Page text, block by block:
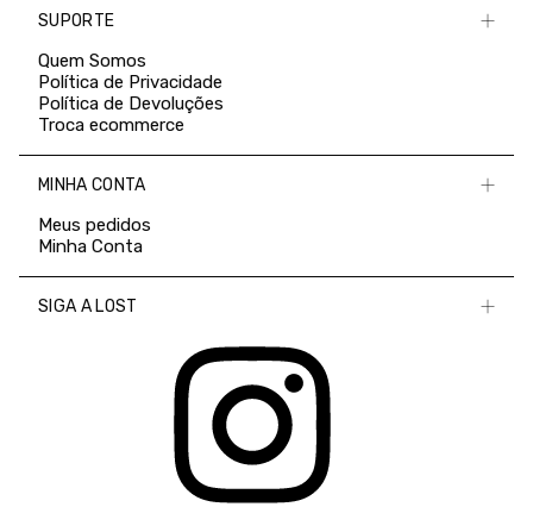
SUPORTE
Quem Somos
Política de Privacidade
Política de Devoluções
Troca ecommerce
MINHA CONTA
Meus pedidos
Minha Conta
SIGA A LOST